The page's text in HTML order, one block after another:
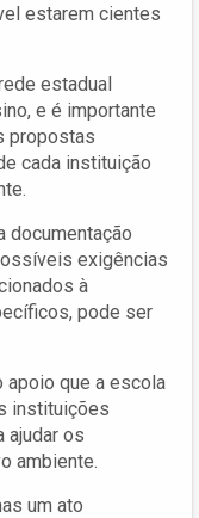
estarem cientes
estadual
e é importante
propostas
cada instituição
documentação
exigências
à
pode ser
apoio que a escola
instituições
ajudar os
ambiente.
um ato